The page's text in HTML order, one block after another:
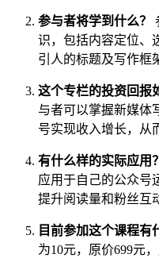
参与者将学到什么？
识，包括内容定位、
引人的标题及写作框
这个专栏的投资回报
与者可以掌握新媒体
号实现收入增长，从
有什么样的实际应用？
应用于自己的公众号
提升阅读量和粉丝互
目前参加这个课程有
为10元，原价699元